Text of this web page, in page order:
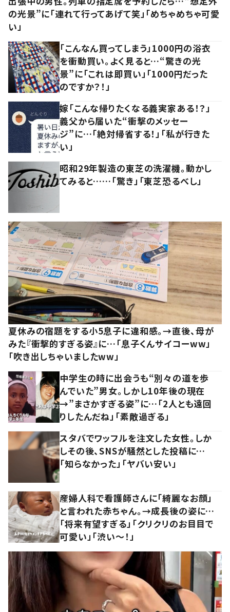
の光景”に「連れて行ってあげて笑」「めちゃめちゃ可愛
い」
「こんなん買ってしまう」1000円の浴衣
を衝動買い。よく見ると…“驚きの光
景”に「これは即買い」「1000円だった
のですか？！」
嫁「こんな帰りたくなる義実家ある！？」
義父から届いた“衝撃のメッセー
ジ”に…「絶対帰省する！」「私が行きた
い」
昭和29年製造の東芝の洗濯機。動かし
てみると……「驚き」「東芝恐るべし」
夏休みの宿題をする小5息子に違和感。→直後、母が
みた『衝撃的すぎる姿』に…「息子くんサイコーww」
「吹き出しちゃいましたww」
中学生の時に出会うも“別々の道を歩
んでいた”男女。しかし10年後の現在
→”まさかすぎる姿”に…「2人とも遠回
りしたんだね」「素敵過ぎる」
スタバでワッフルを注文した女性。しか
しその後、SNSが騒然とした投稿に…
「知らなかった」「ヤバい安い」
産婦人科で看護師さんに「綺麗なお顔」
と言われた赤ちゃん。→成長後の姿に…
「将来有望すぎる」「クリクリのお目目で
可愛い」「渋い～！」